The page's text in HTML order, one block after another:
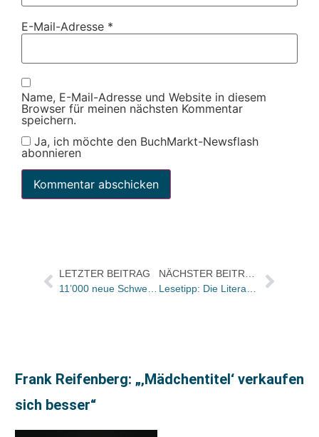
E-Mail-Adresse *
Name, E-Mail-Adresse und Website in diesem
Browser für meinen nächsten Kommentar
speichern.
Ja, ich möchte den BuchMarkt-Newsflash
abonnieren
LETZTER BEITRAG
11’000 neue Schweizer Bücher im letzten Jahr / Belletristik an der Spitze der Sachgruppen.
Frank Reifenberg: „‚Mädchentitel‘ verkaufen
sich besser“